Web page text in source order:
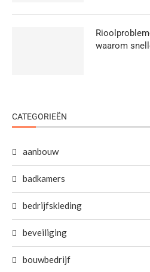
waarom
CATEGORIEËN
aanbouw
badkamers
bedrijfskleding
beveiliging
bouwbedrijf